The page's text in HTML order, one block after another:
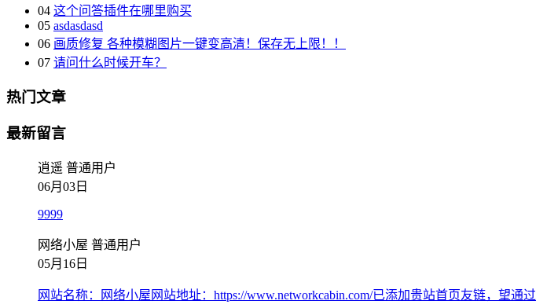
04 这个问答插件在哪里购买
05 asdasdasd
06 画质修复 各种模糊图片一键变高清！保存无上限！！
07 请问什么时候开车？
热门文章
最新留言
逍遥 普通用户
06月03日
9999
网络小屋 普通用户
05月16日
网站名称：网络小屋网站地址：https://www.networkcabin.com/已添加贵站首页友链，望通过